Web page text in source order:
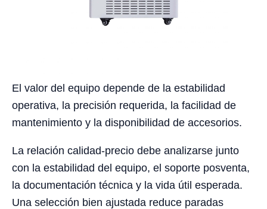
El valor del equipo depende de la estabilidad
operativa, la precisión requerida, la facilidad de
mantenimiento y la disponibilidad de accesorios.
La relación calidad-precio debe analizarse junto
con la estabilidad del equipo, el soporte posventa,
la documentación técnica y la vida útil esperada.
Una selección bien ajustada reduce paradas